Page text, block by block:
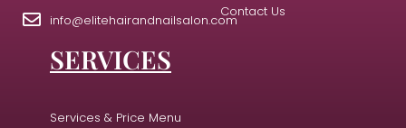
info@elitehairandnailsalon.comContact Us
SERVICES
Services & Price Menu